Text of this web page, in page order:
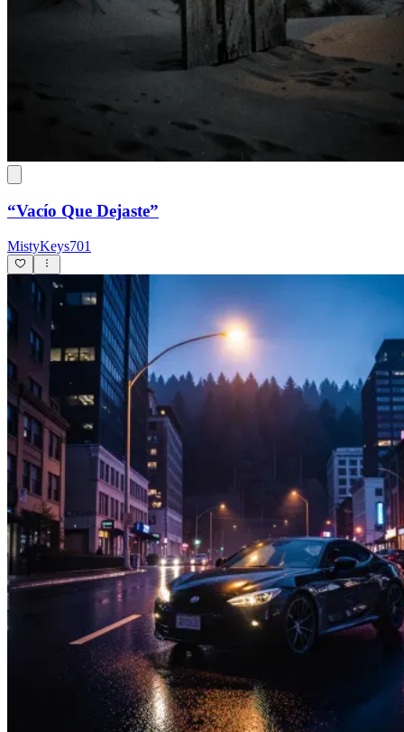
“Vacío Que Dejaste”
MistyKeys701